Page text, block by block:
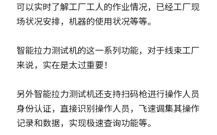
可以实时了解工厂工人的作业情况，已经工厂现
场状况安排，机器的使用状况等等。
智能拉力测试机的这一系列功能，对于线束工厂
来说，实在是太过重要！
另外智能拉力测试机还支持扫码枪进行操作人员
身份认证，直接识别操作人员，飞速调集其操作
记录和数据，实现极速查询功能等。